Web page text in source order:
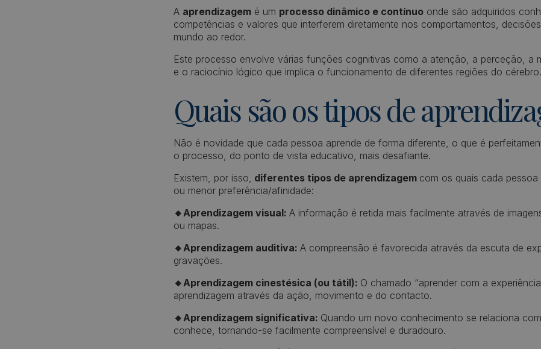
A aprendizagem é um processo dinâmico e contínuo onde são adquiridos
competências e valores que interferem diretamente nos comportamentos,
mundo ao redor.
Este processo envolve várias funções cognitivas como a atenção, a perceção, a
e o raciocínio lógico que implica o funcionamento de diferentes regiões do cérebro.
Quais são os tipos de
Não é novidade que cada pessoa aprende de forma diferente, o que é
o processo, do ponto de vista educativo, mais desafiante.
Existem, por isso, diferentes tipos de aprendizagem com os quais cada
ou menor preferência/afinidade:
🔸Aprendizagem visual: A informação é retida mais facilmente através de
ou mapas.
🔸Aprendizagem auditiva: A compreensão é favorecida através da escuta de
gravações.
🔸Aprendizagem cinestésica (ou tátil): O chamado “aprender com a
aprendizagem através da ação, movimento e do contacto.
🔸Aprendizagem significativa: Quando um novo conhecimento se relaciona
conhece, tornando-se facilmente compreensível e duradouro.